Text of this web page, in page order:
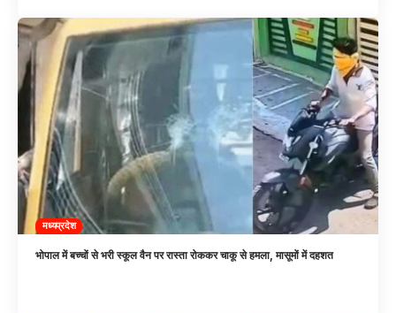
मध्यप्रदेश
भोपाल में बच्चों से भरी स्कूल वैन पर रास्ता रोककर चाकू से हमला, मासूमों में दहशत